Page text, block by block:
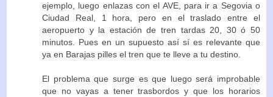
ejemplo, luego enlazas con el AVE, para ir a Segovia o
Ciudad Real, 1 hora, pero en el traslado entre el
aeropuerto y la estación de tren tardas 20, 30 ó 50
minutos. Pues en un supuesto así sí es relevante que
ya en Barajas pilles el tren que te lleve a tu destino.
El problema que surge es que luego será improbable
que no vayas a tener trasbordos y que los horarios